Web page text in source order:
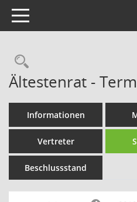
Toggle navigation
Ältestenrat -
Informationen
Vertreter
Beschlussstand